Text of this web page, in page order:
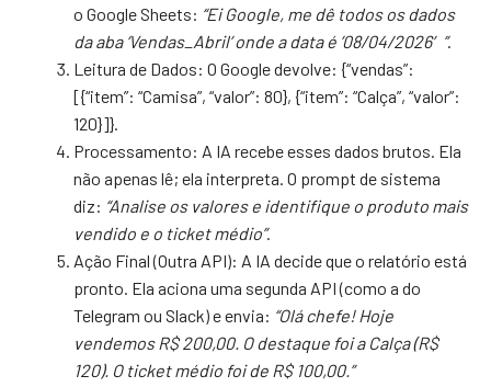
o Google Sheets: “Ei Google, me dê todos os dados
da aba ‘Vendas_Abril’ onde a data é ’08/04/2026′”.
Leitura de Dados: O Google devolve: {“vendas”:
[{“item”: “Camisa”, “valor”: 80}, {“item”: “Calça”, “valor”:
120}]}.
Processamento: A IA recebe esses dados brutos. Ela
não apenas lê; ela interpreta. O prompt de sistema
diz: “Analise os valores e identifique o produto mais
vendido e o ticket médio”.
Ação Final (Outra API): A IA decide que o relatório está
pronto. Ela aciona uma segunda API (como a do
Telegram ou Slack) e envia: “Olá chefe! Hoje
vendemos R$ 200,00. O destaque foi a Calça (R$
120). O ticket médio foi de R$ 100,00.”